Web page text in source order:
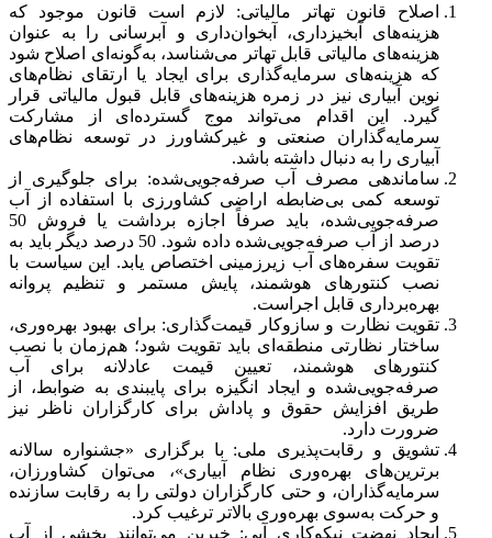
اصلاح قانون تهاتر مالیاتی: لازم است قانون موجود که
هزینه‌های آبخیزداری، آبخوان‌داری و آبرسانی را به عنوان
هزینه‌های مالیاتی قابل تهاتر می‌شناسد، به‌گونه‌ای اصلاح شود
که هزینه‌های سرمایه‌گذاری برای ایجاد یا ارتقای نظام‌های
نوین آبیاری نیز در زمره هزینه‌های قابل قبول مالیاتی قرار
گیرد. این اقدام می‌تواند موج گسترده‌ای از مشارکت
سرمایه‌گذاران صنعتی و غیرکشاورز در توسعه نظام‌های
آبیاری را به دنبال داشته باشد.
ساماندهی مصرف آب صرفه‌جویی‌شده: برای جلوگیری از
توسعه کمی بی‌ضابطه اراضی کشاورزی با استفاده از آب
صرفه‌جویی‌شده، باید صرفاً اجازه برداشت یا فروش 50
درصد از آب صرفه‌جویی‌شده داده شود. 50 درصد دیگر باید به
تقویت سفره‌های آب زیرزمینی اختصاص یابد. این سیاست با
نصب کنتورهای هوشمند، پایش مستمر و تنظیم پروانه
بهره‌برداری قابل اجراست.
تقویت نظارت و سازوکار قیمت‌گذاری: برای بهبود بهره‌وری،
ساختار نظارتی منطقه‌ای باید تقویت شود؛ هم‌زمان با نصب
کنتورهای هوشمند، تعیین قیمت عادلانه برای آب
صرفه‌جویی‌شده و ایجاد انگیزه برای پایبندی به ضوابط، از
طریق افزایش حقوق و پاداش برای کارگزاران ناظر نیز
ضرورت دارد.
تشویق و رقابت‌پذیری ملی: با برگزاری «جشنواره سالانه
برترین‌های بهره‌وری نظام آبیاری»، می‌توان کشاورزان،
سرمایه‌گذاران، و حتی کارگزاران دولتی را به رقابت سازنده
و حرکت به‌سوی بهره‌وری بالاتر ترغیب کرد.
ایجاد نهضت نیکوکاری آبی: خیرین می‌توانند بخشی از آب